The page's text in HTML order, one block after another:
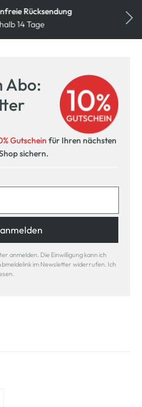
Rücksendung
14 Tage
Abo:
Gutschein für Ihren nächsten
sichern.
anmelden. Die Einwilligung kann ich
im Newsletter widerrufen. Ich